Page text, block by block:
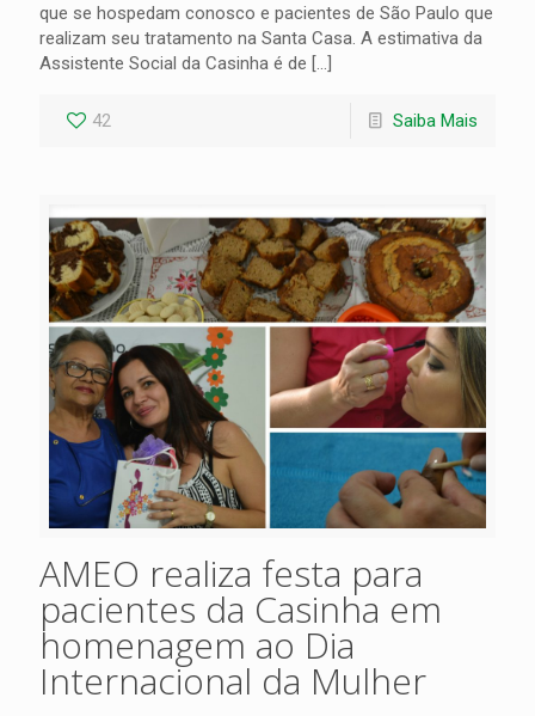
que se hospedam conosco e pacientes de São Paulo que
realizam seu tratamento na Santa Casa. A estimativa da
Assistente Social da Casinha é de […]
42 Saiba Mais
AMEO realiza festa para
pacientes da Casinha em
homenagem ao Dia
Internacional da Mulher